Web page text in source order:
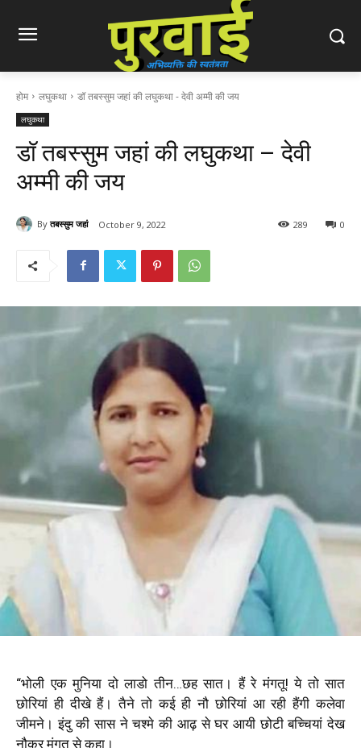
होम लघुकथा डॉ तबस्सुम जहां की लघुकथा - देवी अम्मी की जय
लघुकथा
डॉ तबस्सुम जहां की लघुकथा – देवी
अम्मी की जय
By तबस्सुम जहां October 9, 2022 0
289
“भोली एक मुनिया दो लाडो तीन…छह सात। हैं रे मंगतू! ये तो सात
छोरियां ही दीखे हैं। तैने तो कई ही नौ छोरियां आ रही हैंगी कलेवा
जीमने। इंदु की सास ने चश्मे की आढ़ से घर आयी छोटी बच्चियां देख
नौकर मंगतू से कहा।